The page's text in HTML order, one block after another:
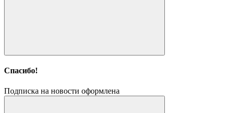
Спасибо!
Подписка на новости оформлена